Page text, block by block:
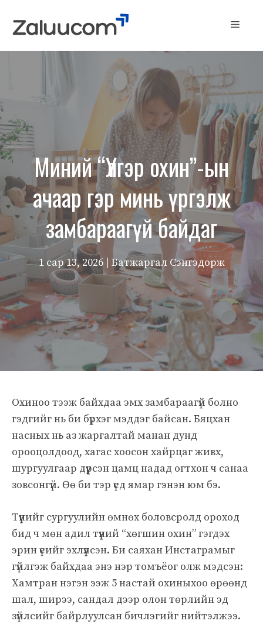
Menu
Миний “Үлгэр охин”-ын
ачаар гэр минь үргэлж
замбараагүй байдаг
1 сар 13, 2026 | Батжаргал Сэнгэдорж
Охиноо тээж байхдаа эмх замбараагүй болно
гэдгийг нь би бүрхэг мэддэг байсан. Бяцхан
насных нь аз жаргалтай манан дунд
орооцолдоод, хагас хоосон хайрцаг живх,
шургуулгаар дүүрсэн цамц надад огтхон ч санаа
зовсонгүй. Өө би тэр үед ямар гэнэн юм бэ.
Түүнийг сургуулийн өмнөх боловсролд ороход
бид ч мөн адил түүний “хөгшин охин” гэгдэх
эрин үеийг эхлүүлсэн. Би саяхан Инстаграмыг
гүйлгэж байхдаа энэ нэр томъёог олж мэдсэн:
Хамтран нэгэн ээж 5 настай охиныхоо өрөөнд
шал, ширээ, сандал дээр олон төрлийн эд
зүйлсийг байрлуулсан бичлэгийг нийтэлжээ.